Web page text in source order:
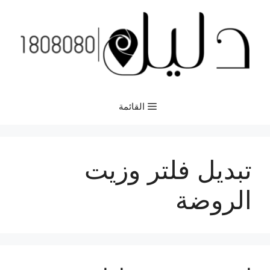
المحتوى
القائمة
تبديل فلتر وزيت
الروضة